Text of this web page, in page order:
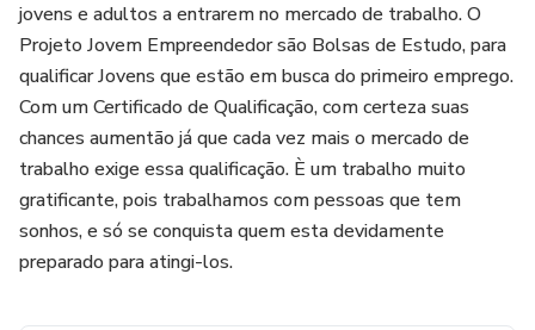
jovens e adultos a entrarem no mercado de trabalho. O
Projeto Jovem Empreendedor são Bolsas de Estudo, para
qualificar Jovens que estão em busca do primeiro emprego.
Com um Certificado de Qualificação, com certeza suas
chances aumentão já que cada vez mais o mercado de
trabalho exige essa qualificação. È um trabalho muito
gratificante, pois trabalhamos com pessoas que tem
sonhos, e só se conquista quem esta devidamente
preparado para atingi-los.